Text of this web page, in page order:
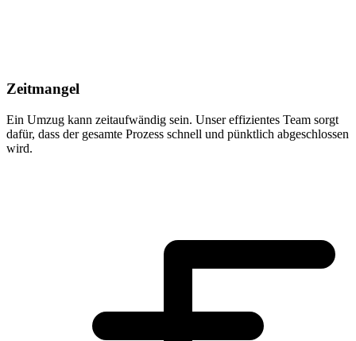
Zeitmangel
Ein Umzug kann zeitaufwändig sein. Unser effizientes Team sorgt
dafür, dass der gesamte Prozess schnell und pünktlich abgeschlossen
wird.